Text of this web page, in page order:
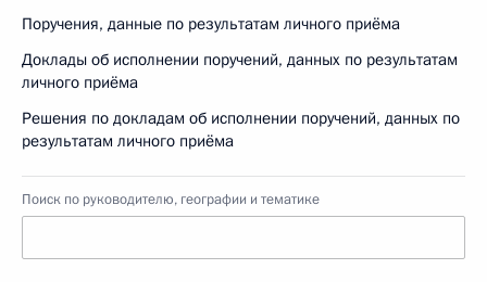
Поручения, данные по результатам личного приёма
Доклады об исполнении поручений, данных по результатам
личного приёма
Решения по докладам об исполнении поручений, данных по
результатам личного приёма
Поиск по руководителю, географии и тематике